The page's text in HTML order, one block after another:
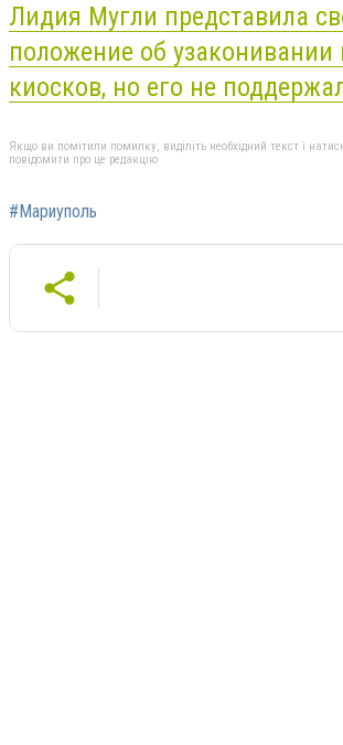
Лидия Мугли представила
положение об узаконивании
киосков, но его не
Якщо ви помітили помилку, виділіть необхідний текст і
повідомити про це редакцію
#Мариуполь